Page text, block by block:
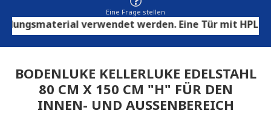
Eine Frage stellen
verwendet werden. Eine Tür mit HPL-
BODENLUKE KELLERLUKE EDELSTAHL
80 CM X 150 CM "H" FÜR DEN
INNEN- UND AUSSENBEREICH